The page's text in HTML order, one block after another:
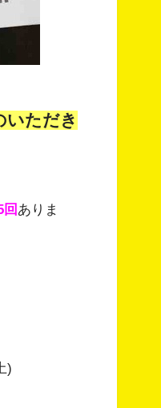
いただき
ありま
)